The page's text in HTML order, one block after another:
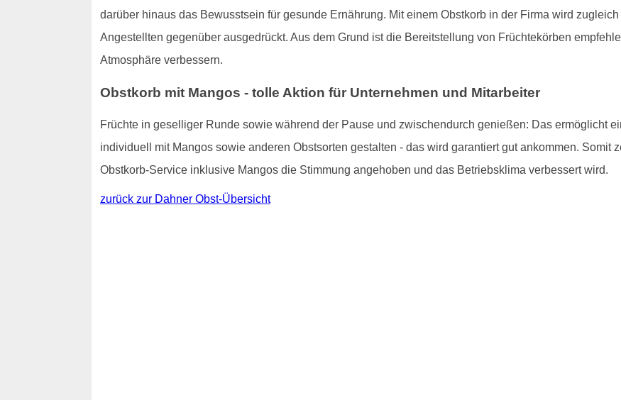
darüber hinaus das Bewusstsein für gesunde Ernährung. Mit einem Obstkorb in der Firma wird
Angestellten gegenüber ausgedrückt. Aus dem Grund ist die Bereitstellung von Früchtekörben
Atmosphäre verbessern.
Obstkorb mit Mangos - tolle Aktion für Unternehmen und Mitarbeiter
Früchte in geselliger Runde sowie während der Pause und zwischendurch genießen: Das ermöglicht
individuell mit Mangos sowie anderen Obstsorten gestalten - das wird garantiert gut ankommen. Somit
Obstkorb-Service inklusive Mangos die Stimmung angehoben und das Betriebsklima verbessert wird.
zurück zur Dahner Obst-Übersicht